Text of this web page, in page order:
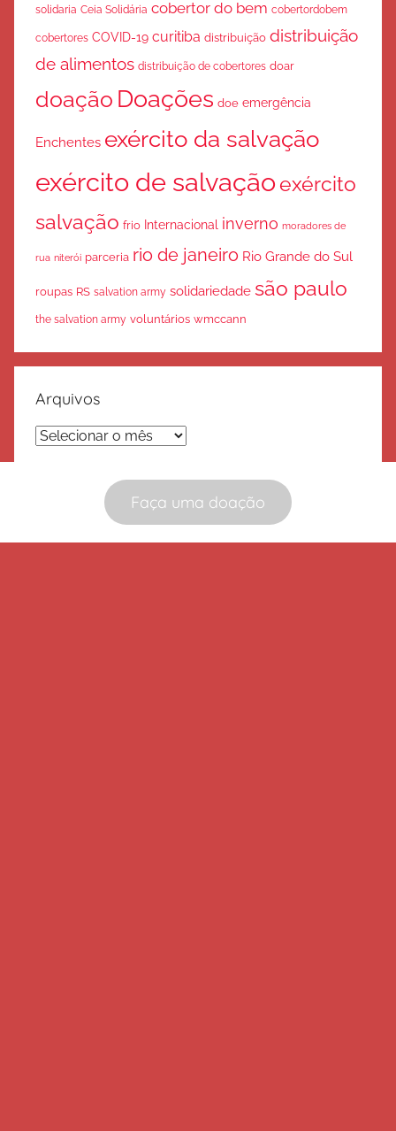
Faça uma doação
solidaria Ceia Solidária cobertor do bem cobertordobem
cobertores COVID-19 curitiba distribuição distribuição
de alimentos distribuição de cobertores doar
doação Doações doe emergência
Enchentes exército da salvação
exército de salvaçãoexército
salvação frio Internacional inverno moradores de
rua niterói parceria rio de janeiro Rio Grande do Sul
roupas RS salvation army solidariedade são paulo
the salvation army voluntários wmccann
Arquivos
Arquivos